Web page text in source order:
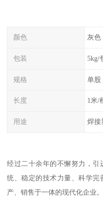
颜色 灰色
包装 5kg/
规格 单股
长度 1米/
用途 焊接
经过二十余年的不懈努力，引
统、稳定的技术力量、科学完
产、销售于一体的现代化企业。